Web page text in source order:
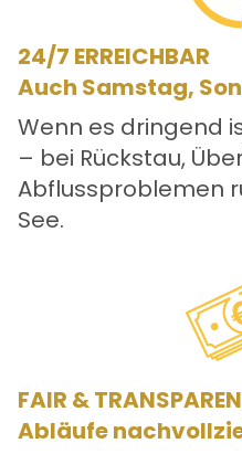
24/7 ERREICHBAR
Auch Samstag,
Wenn es dringend
– bei Rückstau,
Abflussproblemen
See.
FAIR &
Abläufe